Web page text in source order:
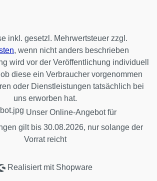
inkl. gesetzl. Mehrwertsteuer zzgl.
, wenn nicht anders beschrieben
wird vor der Veröffentlichung individuell
diese ein Verbraucher vorgenommen
oder Dienstleistungen tatsächlich bei
uns erworben hat.
Unser Online-Angebot für
gilt bis 30.08.2026, nur solange der
Vorrat reicht
Realisiert mit Shopware